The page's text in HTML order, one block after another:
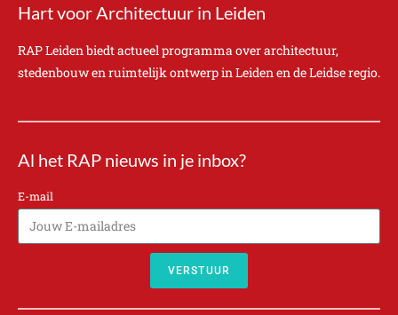
Hart voor Architectuur in Leiden
RAP Leiden biedt actueel programma over architectuur,
stedenbouw en ruimtelijk ontwerp in Leiden en de Leidse regio.
Al het RAP nieuws in je inbox?
E-mail
VERSTUUR